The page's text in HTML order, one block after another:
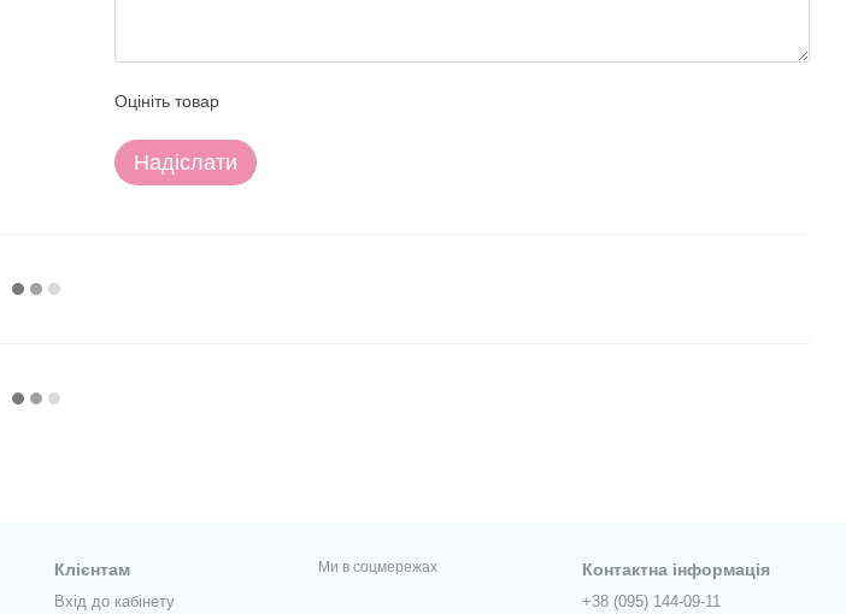
Оцініть товар
Надіслати
Клієнтам
Вхід до кабінету
Ми в соцмережах Контактна інформація
+38 (095) 144-09-11